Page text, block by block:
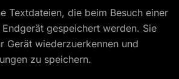
Textdateien, die beim Besuch einer
gespeichert werden. Sie
Gerät wiederzuerkennen und
zu speichern.